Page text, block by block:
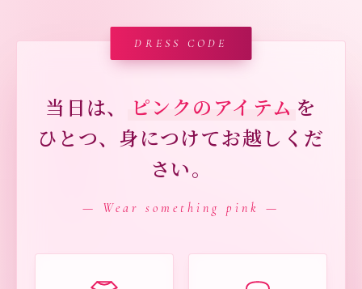
DRESS CODE
当日は、 ピンクのアイテム を
ひとつ、身につけてお越しくだ
さい。
— Wear something pink —